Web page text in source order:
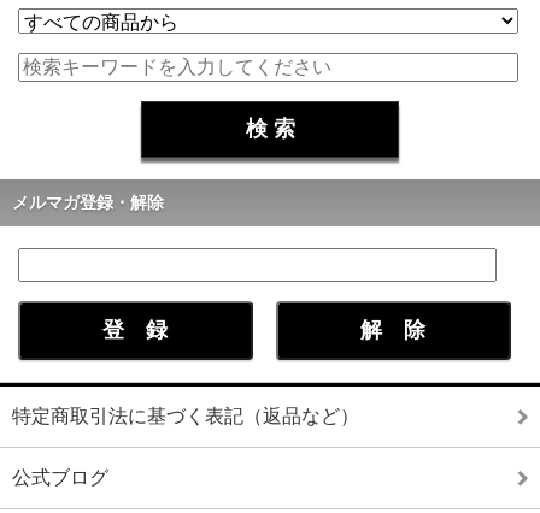
メルマガ登録・解除
特定商取引法に基づく表記（返品など）
公式ブログ